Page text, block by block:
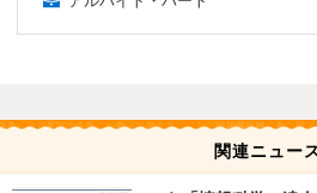
関連ニュース